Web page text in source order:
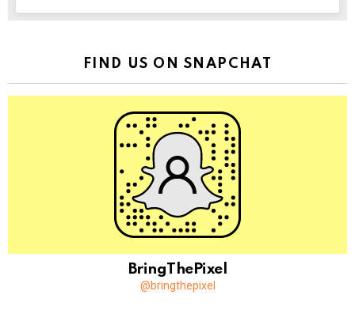
FIND US ON SNAPCHAT
BringThePixel
@bringthepixel